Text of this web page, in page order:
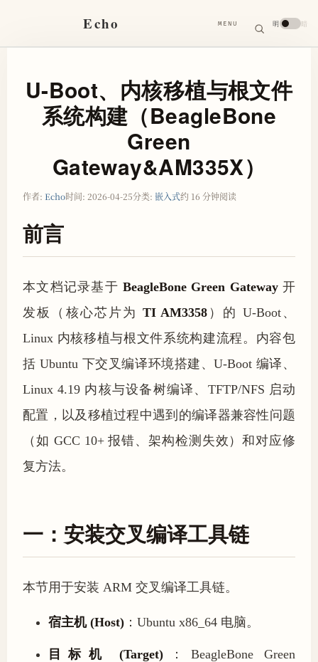
Echo MENU
索 搜
明 暗
U-Boot、内核移植与根文件
系统构建（BeagleBone
Green
Gateway&AM335X）
作者: Echo时间: 2026-04-25分类: 嵌入式约 16 分钟阅读
前言
本文档记录基于BeagleBone Green Gateway开
发板（核心芯片为 TI AM3358 ）的 U-Boot、
Linux 内核移植与根文件系统构建流程。内容包
括 Ubuntu 下交叉编译环境搭建、U-Boot 编译、
Linux 4.19 内核与设备树编译、TFTP/NFS 启动
配置，以及移植过程中遇到的编译器兼容性问题
（如 GCC 10+ 报错、架构检测失效）和对应修
复方法。
一：安装交叉编译工具链
本节用于安装 ARM 交叉编译工具链。
宿主机 (Host) ：Ubuntu x86_64 电脑。
目标机 (Target) ：BeagleBone Green